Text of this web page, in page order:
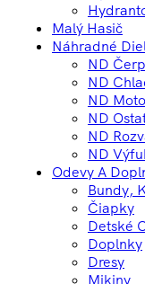
Malý Hasič
Náhradné
ND
ND
ND
ND
ND
ND
Odevy A
Bundy,
Čiapky
Detské
Doplnky
Dresy
Mikiny